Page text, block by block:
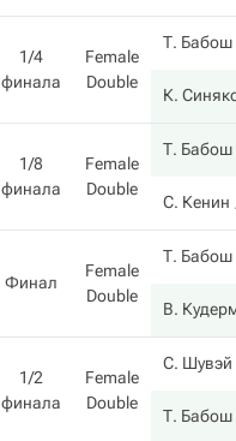
1/4
финала
Female
Double
Т. Бабош
К.
1/8
финала
Female
Double
Т. Бабош
С. Кенин
Финал
Female
Double
Т. Бабош
В.
1/2
финала
Female
Double
С. Шувэй
Т. Бабош